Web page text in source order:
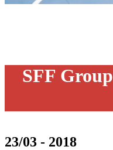
SFF Group
23/03 - 2018